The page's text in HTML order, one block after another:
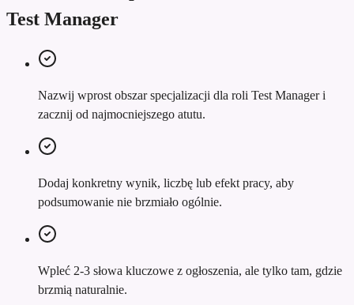
Test Manager
Nazwij wprost obszar specjalizacji dla roli Test Manager i
zacznij od najmocniejszego atutu.
Dodaj konkretny wynik, liczbę lub efekt pracy, aby
podsumowanie nie brzmiało ogólnie.
Wpleć 2-3 słowa kluczowe z ogłoszenia, ale tylko tam, gdzie
brzmią naturalnie.